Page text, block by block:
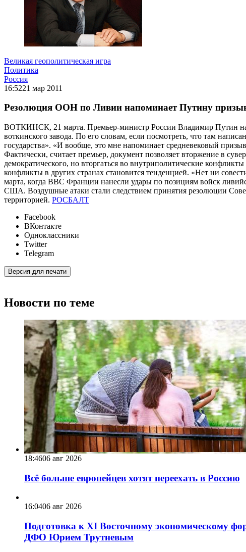
Великая геополитическая игра
Политика
Россия
16:5221 мар 2011
Резолюция ООН по Ливии напоминает Путину призыв
ВОТКИНСК, 21 марта. Премьер-министр России Владимир Путин
воткинского завода. По его словам, если посмотреть, что там
государства». «И вообще, это мне напоминает средневековый
Фактически, считает премьер, документ позволяет вторжение в
демократического, но вторгаться во внутриполитические
конфликты в других странах становится тенденцией. «Нет ни
марта, когда ВВС Франции нанесли удары по позициям войск
США. Воздушные атаки стали следствием принятия резолюции
территорией. РОСБАЛТ
Facebook
ВКонтакте
Одноклассники
Twitter
Telegram
Версия для печати
Новости по теме
18:4606 авг 2026
Всё больше европейцев хотят переехать в Россию
16:0406 авг 2026
Подготовка к XI Восточному экономическому
ДФО Юрием Трутневым